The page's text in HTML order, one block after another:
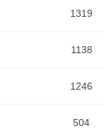
1319
1138
1246
504